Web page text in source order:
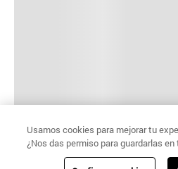
Usamos cookies para mejorar tu
¿Nos das permiso para guardarlas